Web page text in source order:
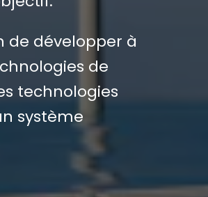
de développer à
de
technologies
système